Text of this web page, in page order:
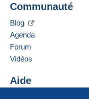
Communauté
Blog
Agenda
Forum
Vidéos
Aide